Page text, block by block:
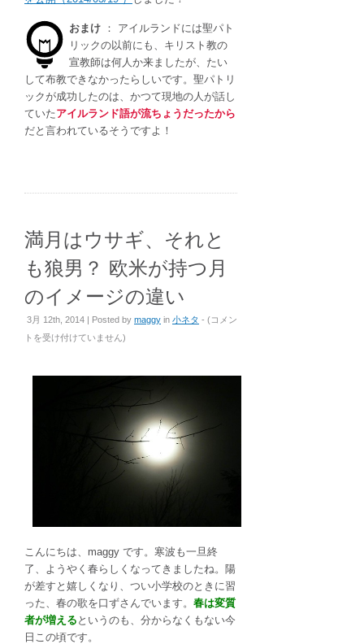
おまけ ： アイルランドには聖パト
リックの以前にも、キリスト教の
宣教師は何人か来ましたが、たい
して布教できなかったらしいです。聖パトリ
ックが成功したのは、かつて現地の人が話し
ていたアイルランド語が流ちょうだったから
だと言われているそうですよ！
満月はウサギ、それと
も狼男？ 欧米が持つ月
のイメージの違い
3月 12th, 2014 | Posted by maggy in 小ネタ - (満
が
持
つ
月
の
コメン
トを受け付けていません)
こんにちは、maggy です。寒波も一旦終
了、ようやく春らしくなってきましたね。陽
が差すと嬉しくなり、つい小学校のときに習
った、春の歌を口ずさんでいます。 春は変質
者が増える というのも、分からなくもない今
日この頃です。